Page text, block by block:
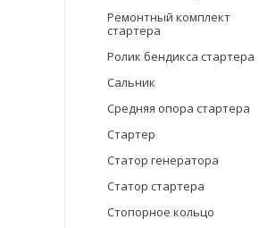
Ремонтный комплект
стартера
Ролик бендикса стартера
Сальник
Средняя опора стартера
Стартер
Статор генератора
Статор стартера
Стопорное кольцо